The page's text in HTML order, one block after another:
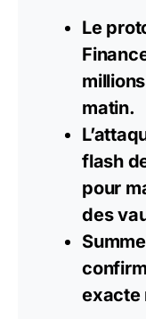
Le
matin.
flash
pour
des
exacte